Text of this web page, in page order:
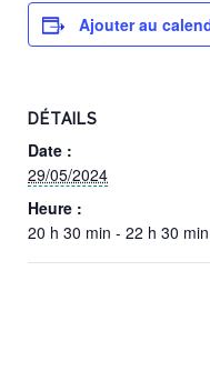
Ajouter au
DÉTAILS
Date :
29/05/2024
Heure :
20 h 30 min - 22 h 30 min